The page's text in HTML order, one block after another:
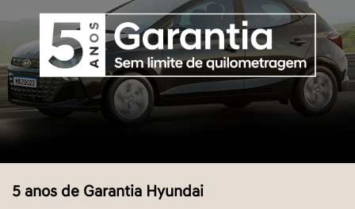
5 anos de Garantia Hyundai